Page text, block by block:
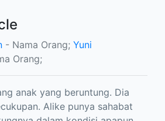
- Nama Orang; Yuni
Orang;
anak yang beruntung. Dia
Alike punya sahabat